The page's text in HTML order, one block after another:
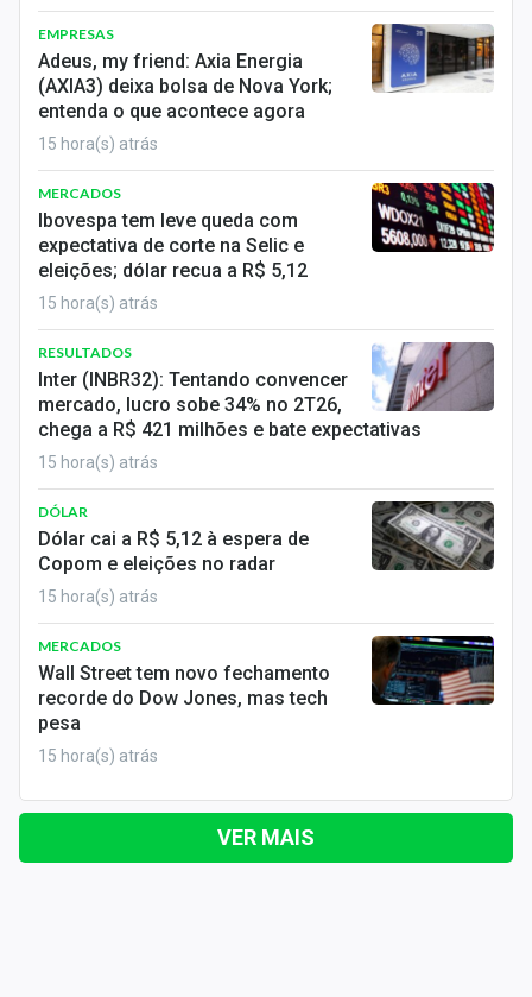
EMPRESAS
Adeus, my friend: Axia Energia
(AXIA3) deixa bolsa de Nova York;
entenda o que acontece agora
15 hora(s) atrás
MERCADOS
Ibovespa tem leve queda com
expectativa de corte na Selic e
eleições; dólar recua a R$ 5,12
15 hora(s) atrás
RESULTADOS
Inter (INBR32): Tentando convencer
mercado, lucro sobe 34% no 2T26,
chega a R$ 421 milhões e bate expectativas
15 hora(s) atrás
DÓLAR
Dólar cai a R$ 5,12 à espera de
Copom e eleições no radar
15 hora(s) atrás
MERCADOS
Wall Street tem novo fechamento
recorde do Dow Jones, mas tech
pesa
15 hora(s) atrás
VER MAIS